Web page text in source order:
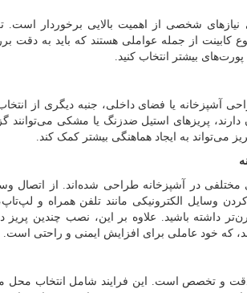
نیازهای شخصی از اهمیت بالایی برخوردار است.
از جمله عواملی هستند که باید به دقت
بیشتر انتخاب کنید.
آشپزخانه یا فضای داخلی، جنبه دیگری از
پریزهای استیل ضدزنگ یا مشکی می‌توانند
می‌تواند به ایجاد هماهنگی بیشتر کمک کند.
مختلفی در آشپزخانه طراحی شده‌اند. از اتصال
وسایل الکترونیکی مانند تلفن همراه و
داشته باشید. علاوه بر این، نصب چندین
که خود عاملی برای افزایش ایمنی و راحتی است.
دقت و تخصص است. این فرایند شامل انتخاب